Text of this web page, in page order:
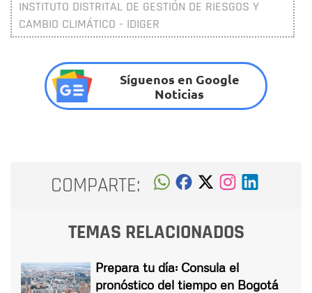
INSTITUTO DISTRITAL DE GESTIÓN DE RIESGOS Y
CAMBIO CLIMÁTICO - IDIGER
Síguenos en Google
Noticias
COMPARTE:
TEMAS RELACIONADOS
Prepara tu día: Consula el
pronóstico del tiempo en Bogotá